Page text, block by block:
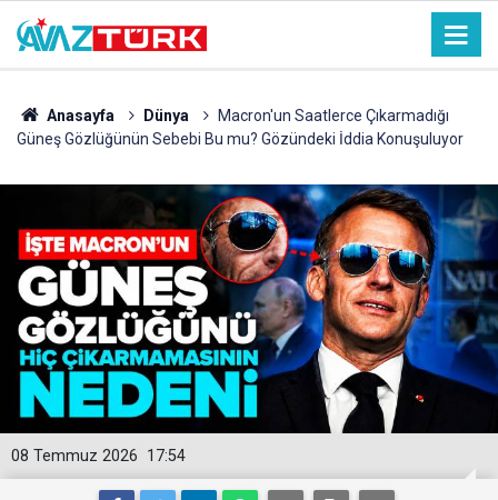
Anasayfa Dünya
Macron'un Saatlerce Çıkarmadığı
Güneş Gözlüğünün Sebebi Bu mu? Gözündeki İddia Konuşuluyor
17:54
08 Temmuz 2026